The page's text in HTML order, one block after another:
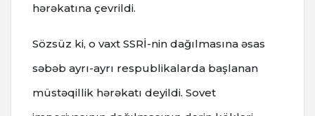
hərəkatına çevrildi.
Sözsüz ki, o vaxt SSRİ-nin dağılmasına əsas
səbəb ayrı-ayrı respublikalarda başlanan
müstəqillik hərəkatı deyildi. Sovet